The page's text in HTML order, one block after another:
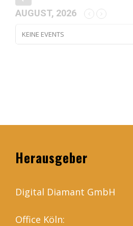
AUGUST, 2026
KEINE EVENTS
Herausgeber
Digital Diamant GmbH
Office Köln: